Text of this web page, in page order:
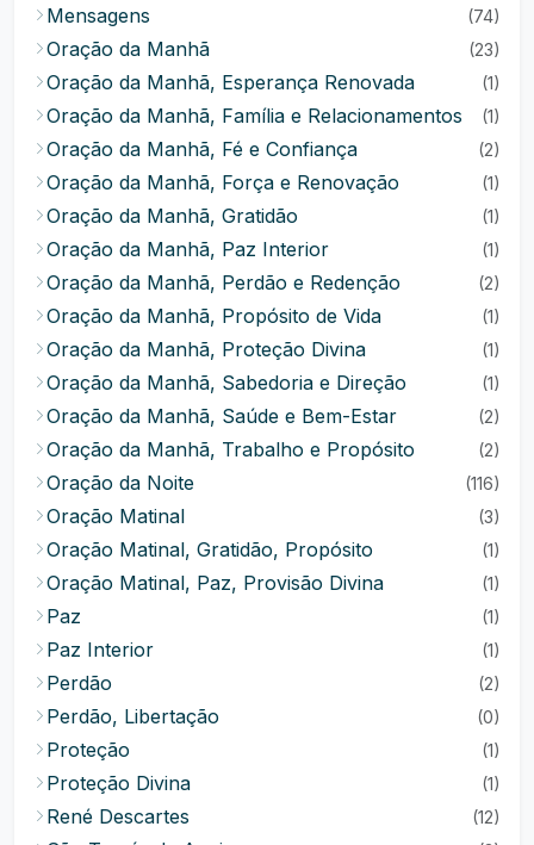
Mensagens (74)
Oração da Manhã (23)
Oração da Manhã, Esperança Renovada (1)
Oração da Manhã, Família e Relacionamentos (1)
Oração da Manhã, Fé e Confiança (2)
Oração da Manhã, Força e Renovação (1)
Oração da Manhã, Gratidão (1)
Oração da Manhã, Paz Interior (1)
Oração da Manhã, Perdão e Redenção (2)
Oração da Manhã, Propósito de Vida (1)
Oração da Manhã, Proteção Divina (1)
Oração da Manhã, Sabedoria e Direção (1)
Oração da Manhã, Saúde e Bem-Estar (2)
Oração da Manhã, Trabalho e Propósito (2)
Oração da Noite (116)
Oração Matinal (3)
Oração Matinal, Gratidão, Propósito (1)
Oração Matinal, Paz, Provisão Divina (1)
Paz (1)
Paz Interior (1)
Perdão (2)
Perdão, Libertação (0)
Proteção (1)
Proteção Divina (1)
René Descartes (12)